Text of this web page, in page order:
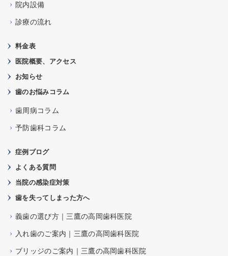
院内設備
診療の流れ
料金表
医院概要、アクセス
お知らせ
歯のお悩みコラム
歯周病コラム
予防歯科コラム
症例ブログ
よくある質問
当院の感染症対策
歯を失ってしまった方へ
義歯の選び方｜三鷹の高岡歯科医院
入れ歯のご案内｜三鷹の高岡歯科医院
ブリッジのご案内｜三鷹の高岡歯科医院